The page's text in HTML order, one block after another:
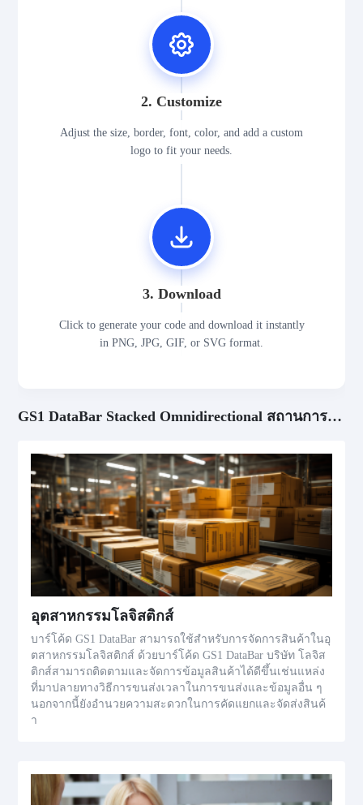
2. Customize
Adjust the size, border, font, color, and add a custom
logo to fit your needs.
3. Download
Click to generate your code and download it instantly
in PNG, JPG, GIF, or SVG format.
GS1 DataBar Stacked Omnidirectional สถานการณ์การใช้งาน
อุตสาหกรรมโลจิสติกส์
บาร์โค้ด GS1 DataBar สามารถใช้สำหรับการจัดการสินค้าในอุ
ตสาหกรรมโลจิสติกส์ ด้วยบาร์โค้ด GS1 DataBar บริษัท โลจิส
ติกส์สามารถติดตามและจัดการข้อมูลสินค้าได้ดีขึ้นเช่นแหล่ง
ที่มาปลายทางวิธีการขนส่งเวลาในการขนส่งและข้อมูลอื่น ๆ
นอกจากนี้ยังอำนวยความสะดวกในการคัดแยกและจัดส่งสินค้
า